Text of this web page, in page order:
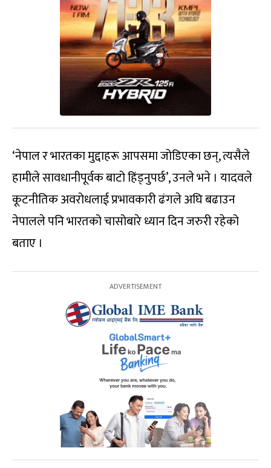
‘नेपाल र भारतका मुद्दाहरू आपसमा जोडिएका छन्, त्यसैले
हामीले सावधानीपूर्वक बाटो हिंड्नुपर्छ’, उनले भने । यादवले
कूटनीतिक अवरोधलाई प्रभावकारी ढंगले अघि बढाउन
नेपालले पनि भारतको चासोबारे ध्यान दिन जरुरी रहेको
बताए ।